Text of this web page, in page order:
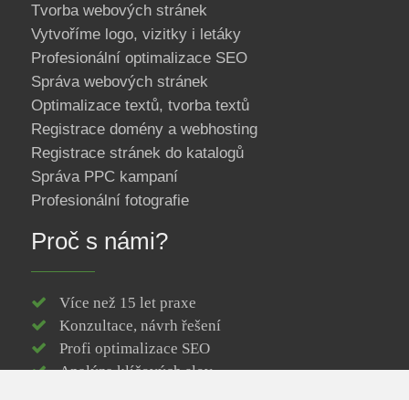
Tvorba webových stránek
Vytvoříme logo, vizitky i letáky
Profesionální optimalizace SEO
Správa webových stránek
Optimalizace textů, tvorba textů
Registrace domény a webhosting
Registrace stránek do katalogů
Správa PPC kampaní
Profesionální fotografie
Proč s námi?
Více než 15 let praxe
Konzultace, návrh řešení
Profi optimalizace SEO
Analýza klíčových slov